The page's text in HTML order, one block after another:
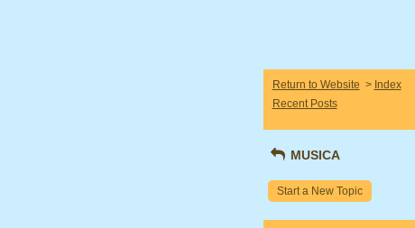
Return to Website > Index
Recent Posts
MUSICA
Start a New Topic